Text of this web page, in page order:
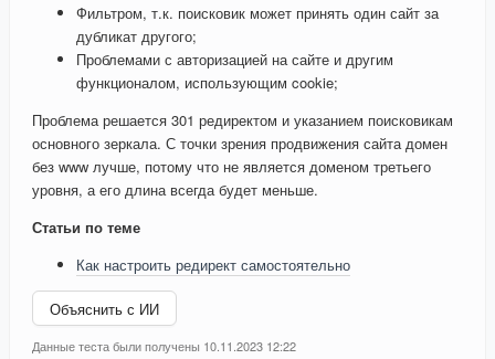
Фильтром, т.к. поисковик может принять один сайт за
дубликат другого;
Проблемами с авторизацией на сайте и другим
функционалом, использующим cookie;
Проблема решается 301 редиректом и указанием поисковикам
основного зеркала. С точки зрения продвижения сайта домен
без www лучше, потому что не является доменом третьего
уровня, а его длина всегда будет меньше.
Статьи по теме
Как настроить редирект самостоятельно
Объяснить с ИИ
Данные теста были получены 10.11.2023 12:22